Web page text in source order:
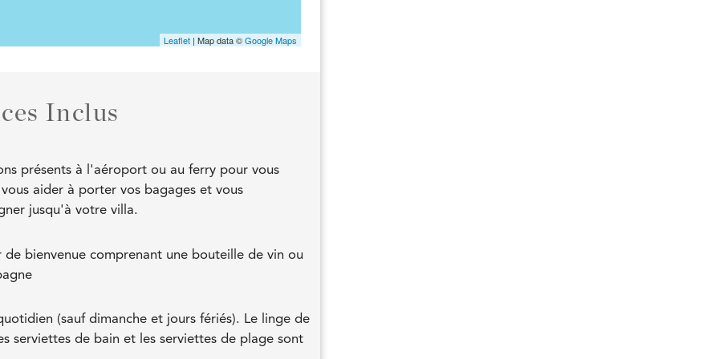
Leaflet| Map data ©Google Maps
Inclus
présents à l'aéroport ou au ferry pour vous
aider à porter vos bagages et vous
jusqu'à votre villa.
de bienvenue comprenant une bouteille de vin ou
(sauf dimanche et jours fériés). Le linge de
serviettes de bain et les serviettes de plage sont